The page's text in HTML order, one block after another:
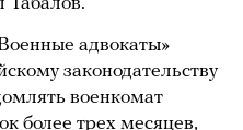
адвокаты»
законодательству
военкомат
более трех месяцев,